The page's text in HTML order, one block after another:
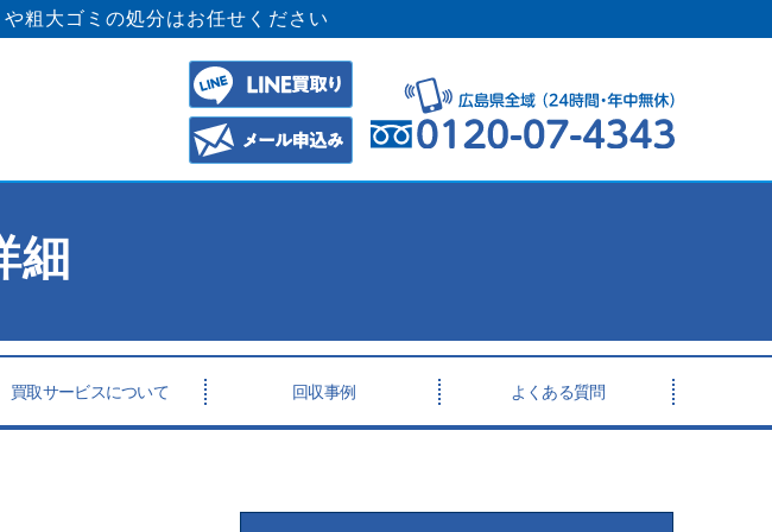
粗大ゴミの処分はお任せください
細
買取サービスについて 回収事例 よくある質問